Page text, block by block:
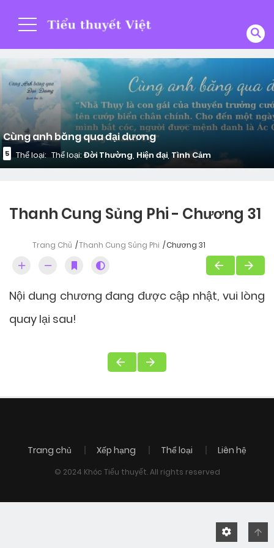
Cùng anh băng qua đại dương
5 Thể loại: Thể loại: Đời Thường, Hiện đại, Tình Cảm
Thanh Cung Sủng Phi - Chương 31
Trang Chủ Thanh Cung Sủng Phi Chương 31
Nội dung chương đang được cập nhật, vui lòng
quay lại sau!
Trang chủ Xếp hạng Thể loại Liên hệ
© 2024 Khóc Tiểu thuyết. All rights reserved